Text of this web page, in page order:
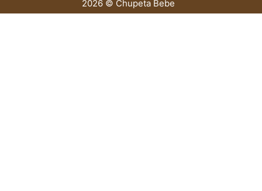
2026 © Chupeta Bebe